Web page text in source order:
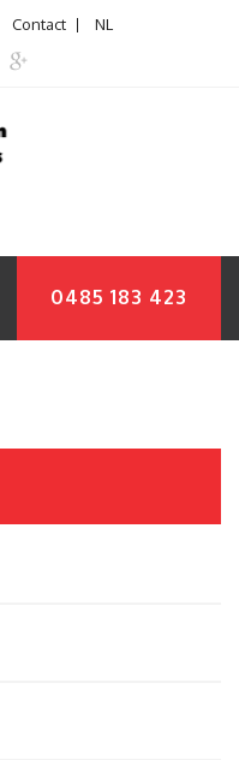
Contact NL
0485 183 423